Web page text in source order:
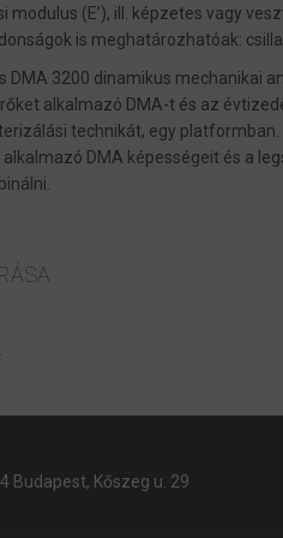
modulus (E’), ill. képzetes vagy
is meghatározhatóak:
DMA 3200 dinamikus mechanikai
alkalmazó DMA-t és az
technikát, egy
alkalmazó DMA képességeit és a
Budapest, Kőszeg u. 29